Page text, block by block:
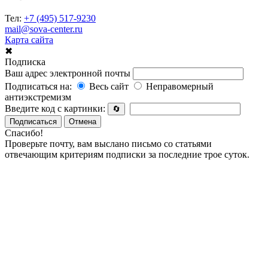
Тел: +7 (495) 517-9230
mail@sova-center.ru
Карта сайта
✖
Подписка
Ваш адрес электронной почты
Подписаться на:
Весь сайт
Неправомерный
антиэкстремизм
Введите код с картинки:
🔄
Подписаться
Отмена
Спасибо!
Проверьте почту, вам выслано письмо со статьями
отвечающим критериям подписки за последние трое суток.